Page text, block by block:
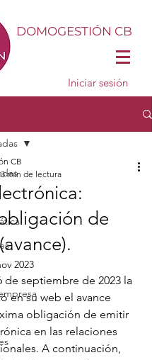
DOMOGESTIÓN CB
Iniciar sesión
de
CB
3 min de lectura
2023
de septiembre de 2023 la
en su web el avance
obligación de emitir
en las relaciones
A continuación,